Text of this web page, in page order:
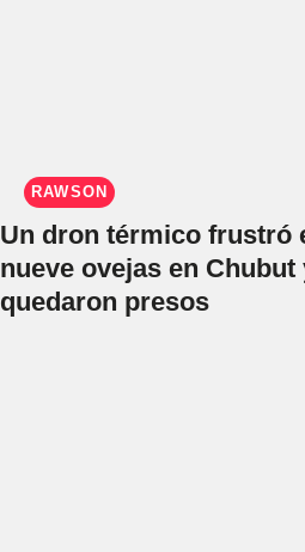
RAWSON
Un dron térmico frustró
nueve ovejas en
quedaron presos